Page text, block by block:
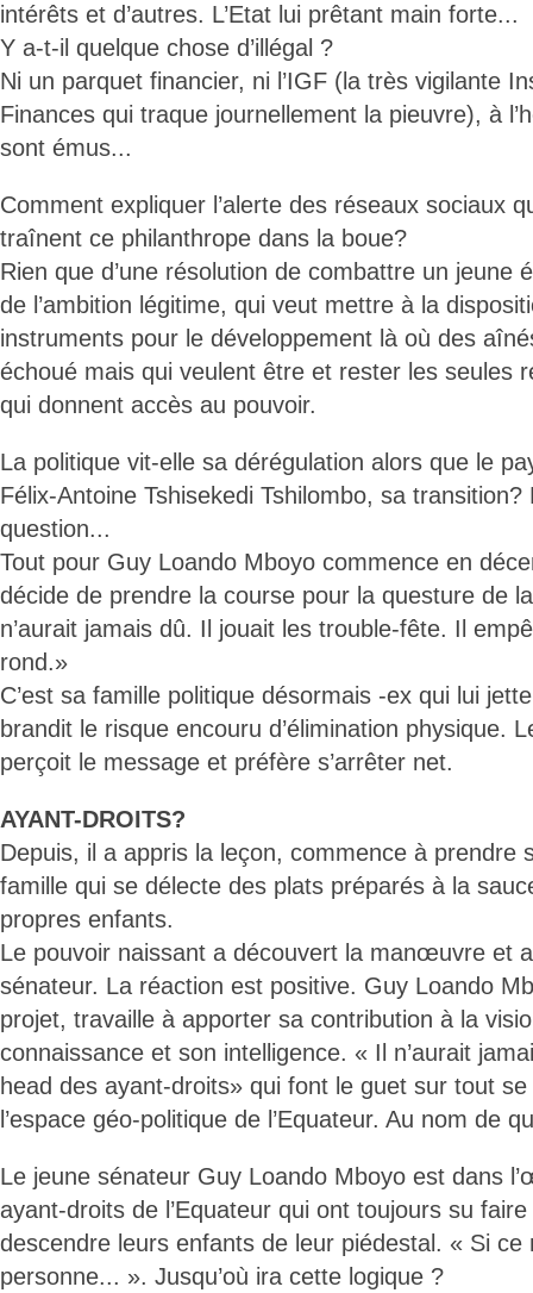
intérêts et d’autres. L’Etat lui prêtant main forte...
Y a-t-il quelque chose d’illégal ?
Ni un parquet financier, ni l’IGF (la très vigilante
Finances qui traque journellement la pieuvre), à
sont émus...
Comment expliquer l’alerte des réseaux sociaux
traînent ce philanthrope dans la boue?
Rien que d’une résolution de combattre un jeune
de l’ambition légitime, qui veut mettre à la
instruments pour le développement là où des
échoué mais qui veulent être et rester les seules
qui donnent accès au pouvoir.
La politique vit-elle sa dérégulation alors que le
Félix-Antoine Tshisekedi Tshilombo, sa
question...
Tout pour Guy Loando Mboyo commence en
décide de prendre la course pour la questure de
n’aurait jamais dû. Il jouait les trouble-fête. Il
rond.»
C’est sa famille politique désormais -ex qui lui
brandit le risque encouru d’élimination physique.
perçoit le message et préfère s’arrêter net.
AYANT-DROITS?
Depuis, il a appris la leçon, commence à prendre
famille qui se délecte des plats préparés à la
propres enfants.
Le pouvoir naissant a découvert la manœuvre et
sénateur. La réaction est positive. Guy Loando
projet, travaille à apporter sa contribution à la
connaissance et son intelligence. « Il n’aurait
head des ayant-droits» qui font le guet sur tout
l’espace géo-politique de l’Equateur. Au nom de
Le jeune sénateur Guy Loando Mboyo est dans
ayant-droits de l’Equateur qui ont toujours su
descendre leurs enfants de leur piédestal. « Si ce
personne... ». Jusqu’où ira cette logique ?